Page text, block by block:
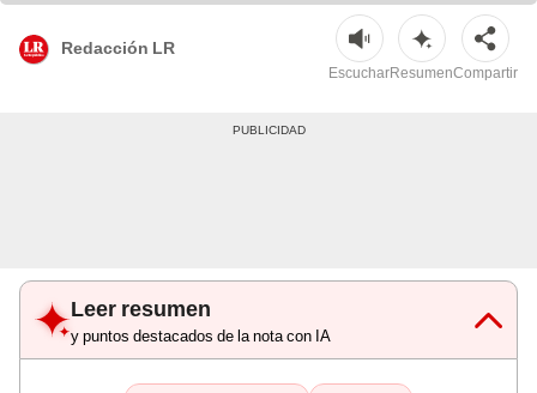
Redacción LR
EscucharResumenCompartir
Leer resumen
y puntos destacados de la nota con IA